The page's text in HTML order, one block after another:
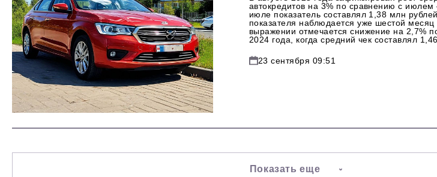
автокредитов на 3% по сравнению с
июле показатель составлял 1,38 млн
показателя наблюдается уже шестой
выражении отмечается снижение на 2,7%
2024 года, когда средний чек составлял
23 сентября 09:51
Показать еще